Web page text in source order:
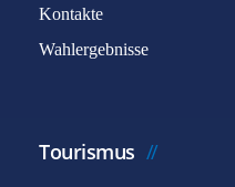
Kontakte
Wahlergebnisse
Tourismus